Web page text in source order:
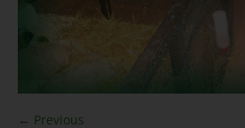
← Previous